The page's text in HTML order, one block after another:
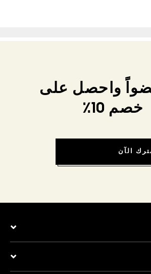
واحصل على
خصم 10٪
الآن